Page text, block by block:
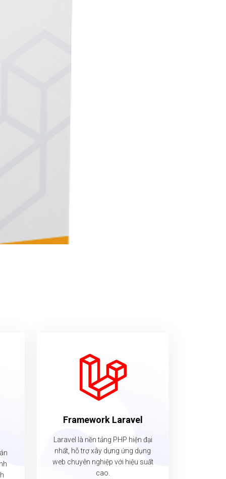
Framework Laravel
Laravel là nền tảng PHP hiện đại
nhất, hỗ trợ xây dựng ứng dụng
web chuyên nghiệp với hiệu suất
cao.